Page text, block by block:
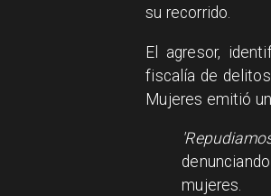
su recorrido.
El agresor,
fiscalía de
Mujeres emitió
mujeres.